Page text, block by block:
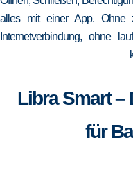
alles mit einer App. Ohne
Internetverbindung, ohne
Libra Smart –
für